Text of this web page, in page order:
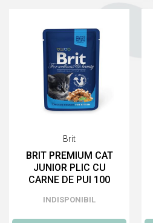
Brit
BRIT PREMIUM CAT
JUNIOR PLIC CU
CARNE DE PUI 100
PENTRU PISICI
INDISPONIBIL